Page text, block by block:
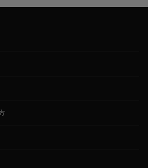
ントロールノブ x1
赤、オレンジ、緑色のバックライ
（対角線）
ェース搭載フルカラ-LEDバックラ
ッドコアARMRプロセッサー